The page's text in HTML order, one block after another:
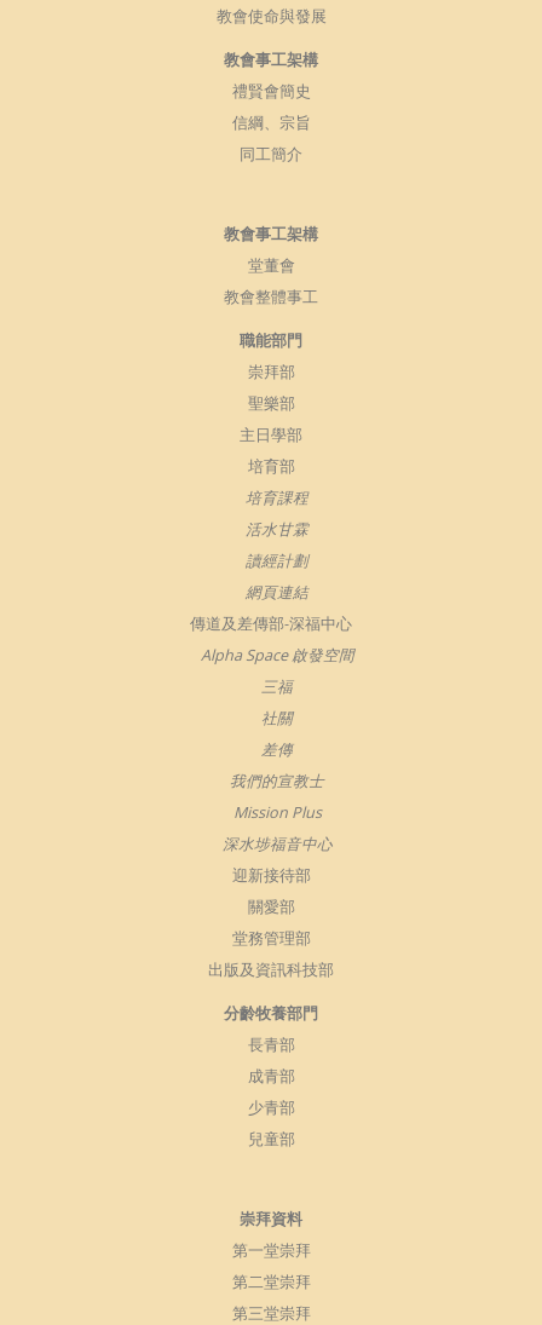
教會使命與發展
教會事工架構
禮賢會簡史
信綱、宗旨
同工簡介
教會事工架構
堂董會
教會整體事工
職能部門
崇拜部
聖樂部
主日學部
培育部
培育課程
活水甘霖
讀經計劃
網頁連結
傳道及差傳部-深福中心
Alpha Space 啟發空間
三福
社關
差傳
我們的宣教士
Mission Plus
深水埗福音中心
迎新接待部
關愛部
堂務管理部
出版及資訊科技部
分齡牧養部門
長青部
成青部
少青部
兒童部
崇拜資料
第一堂崇拜
第二堂崇拜
第三堂崇拜